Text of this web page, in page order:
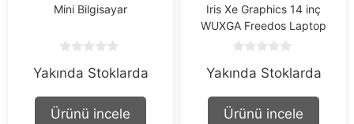
Mini Bilgisayar
o
t
f
Yakında Stoklarda
Ürünü incele
Iris Xe Graphics 14 inç
WUXGA Freedos Laptop
o
t
f
Yakında Stoklarda
Ürünü incele